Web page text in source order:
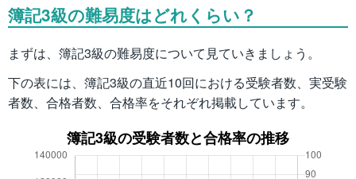
簿記3級の難易度はどれくらい？
まずは、簿記3級の難易度について見ていきましょう。
下の表には、簿記3級の直近10回における受験者数、実受験
者数、合格者数、合格率をそれぞれ掲載しています。